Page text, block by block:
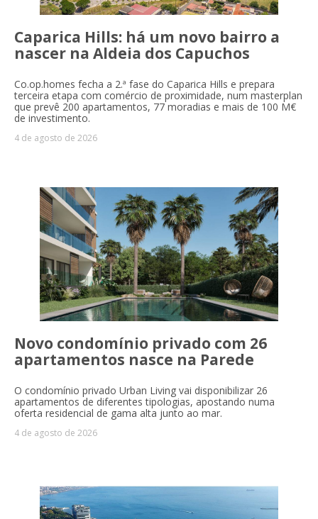
Caparica Hills: há um novo bairro a
nascer na Aldeia dos Capuchos
Co.op.homes fecha a 2.ª fase do Caparica Hills e prepara
terceira etapa com comércio de proximidade, num masterplan
que prevê 200 apartamentos, 77 moradias e mais de 100 M€
de investimento.
4 de agosto de 2026
Novo condomínio privado com 26
apartamentos nasce na Parede
O condomínio privado Urban Living vai disponibilizar 26
apartamentos de diferentes tipologias, apostando numa
oferta residencial de gama alta junto ao mar.
4 de agosto de 2026